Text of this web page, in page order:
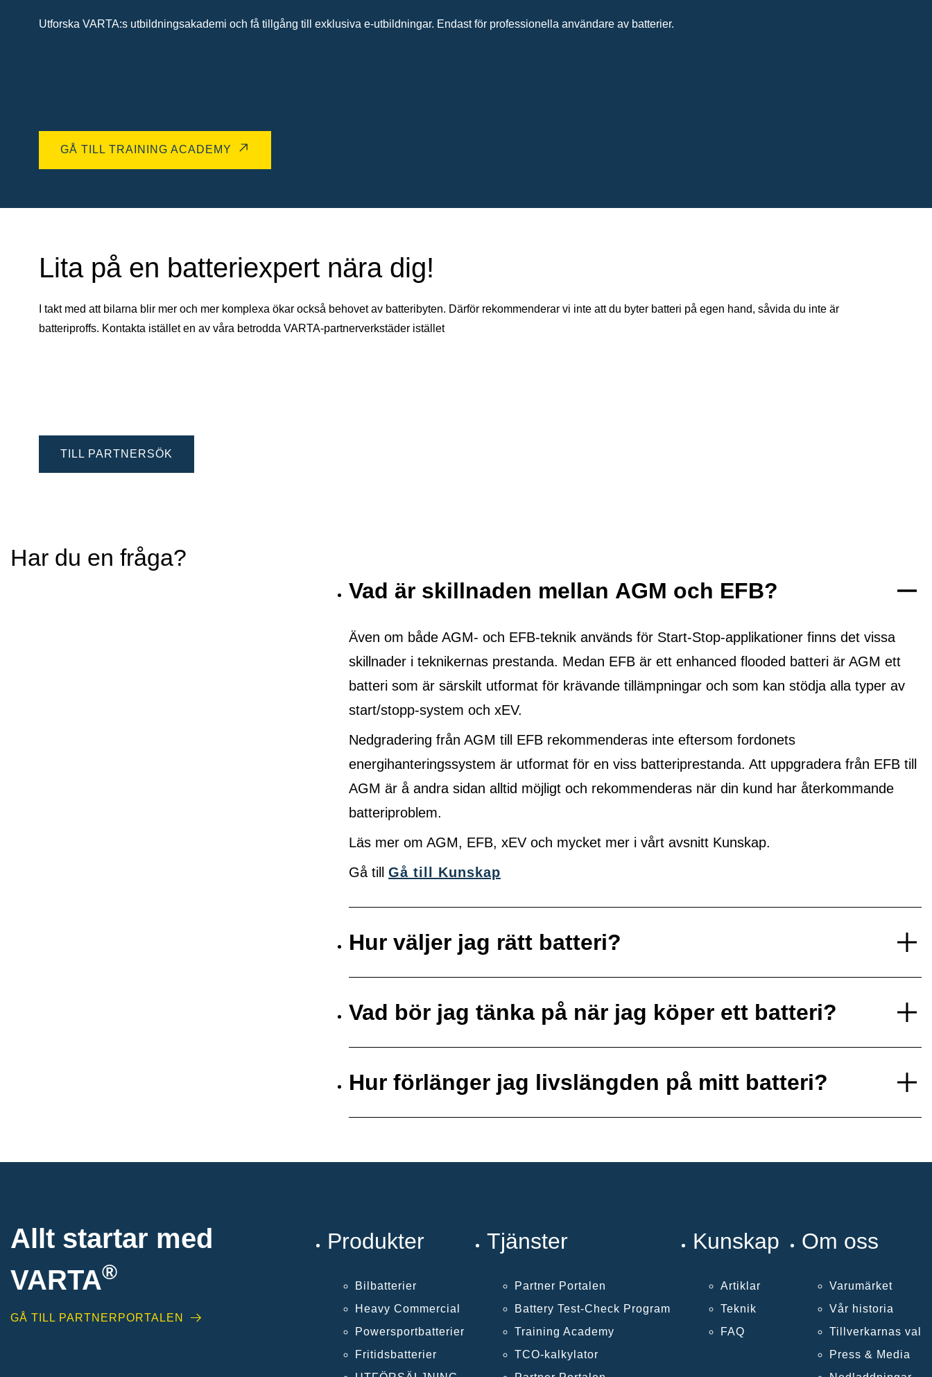
Utforska VARTA:s utbildningsakademi och få tillgång till exklusiva e-utbildningar. Endast för professionella användare av batterier.
GÅ TILL TRAINING ACADEMY
Lita på en batteriexpert nära dig!
I takt med att bilarna blir mer och mer komplexa ökar också behovet av batteribyten. Därför rekommenderar vi inte att du byter batteri på egen hand, såvida du inte är
batteriproffs. Kontakta istället en av våra betrodda VARTA-partnerverkstäder istället
TILL PARTNERSÖK
Har du en fråga?
Vad är skillnaden mellan AGM och EFB?
Även om både AGM- och EFB-teknik används för Start-Stop-applikationer finns det vissa
skillnader i teknikernas prestanda. Medan EFB är ett enhanced flooded batteri är AGM ett
batteri som är särskilt utformat för krävande tillämpningar och som kan stödja alla typer av
start/stopp-system och xEV.
Nedgradering från AGM till EFB rekommenderas inte eftersom fordonets
energihanteringssystem är utformat för en viss batteriprestanda. Att uppgradera från EFB till
AGM är å andra sidan alltid möjligt och rekommenderas när din kund har återkommande
batteriproblem.
Läs mer om AGM, EFB, xEV och mycket mer i vårt avsnitt Kunskap.
Gå till Gå till Kunskap
Hur väljer jag rätt batteri?
Vad bör jag tänka på när jag köper ett batteri?
Hur förlänger jag livslängden på mitt batteri?
Allt startar med
VARTA®
GÅ TILL PARTNERPORTALEN
Produkter
Bilbatterier
Heavy Commercial
Powersportbatterier
Fritidsbatterier
Tjänster
Partner Portalen
Battery Test-Check Program
Training Academy
TCO-kalkylator
Kunskap
Artiklar
Teknik
FAQ
Om oss
Varumärket
Vår historia
Tillverkarnas val
Press & Media